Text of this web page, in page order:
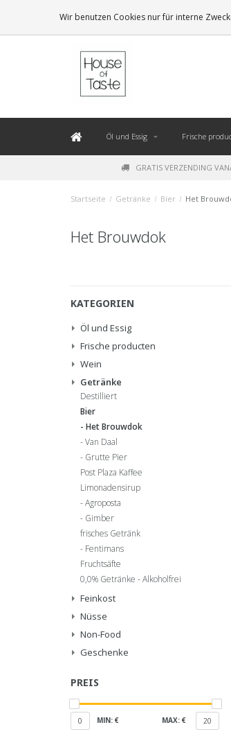
Öl und Essig Frische
GRATIS VERZENDING
Startseite / Getränke / Bier / Het
Het Brouwdok
KATEGORIEN
Öl und Essig
Frische producten
Wein
Getränke
Destilliert
Bier
Het Brouwdok
Van Daal
Grutte Pier
Post Plaza Kaffee
Limonadensirup
Agroposta
Gimber
frisches Getränk
Fentimans
Fruchtsäfte
0,0% Getränke - Alkoholfrei
Feinkost
Nüsse
Non-Food
Geschenke
PREIS
0 MIN: € MAX: € 20
Wir benutzen Cookies nur für interne